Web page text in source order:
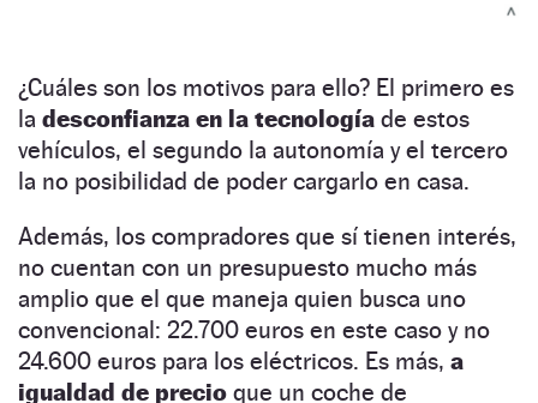
¿Cuáles son los motivos para ello? El primero es
la desconfianza en la tecnología de estos
vehículos, el segundo la autonomía y el tercero
la no posibilidad de poder cargarlo en casa.
Además, los compradores que sí tienen interés,
no cuentan con un presupuesto mucho más
amplio que el que maneja quien busca uno
convencional: 22.700 euros en este caso y no
24.600 euros para los eléctricos. Es más, a
igualdad de precio que un coche de